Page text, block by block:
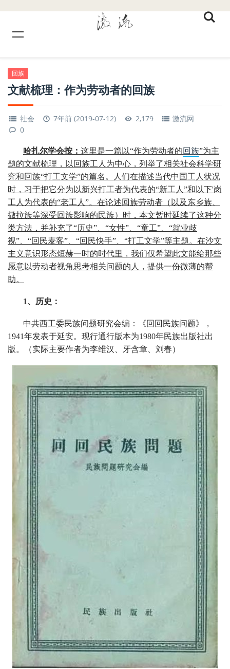
回族
文献梳理：作为劳动者的回族
社会 7年前 (2019-07-12) 2,179
激流网
0
哈扎尔学会按： 这里是一篇以“作为劳动者的回族”为主
题的文献梳理，以回族工人为中心，列举了相关社会科学研
究和回族“打工文学”的篇名。人们在描述当代中国工人状况
时，习于把它分为以新兴打工者为代表的“新工人”和以下'岗
工人为代表的“老工人”。在论述回族劳动者（以及东乡族、
撒拉族等深受回族影响的民族）时，本文暂时延续了这种分
类方法，并补充了“历史”、“女性”、“童工”、“就业歧
视”、“回民麦客”、“回民快手”、“打工文学”等主题。在沙文
主义意识形态烜赫一时的时代里，我们仅希望此文能给那些
愿意以劳动者视角思考相关问题的人，提供一份微薄的帮
助。
1、历史：
中共西工委民族问题研究会编：《回回民族问题》，
1941年发表于延安。现行通行版本为1980年民族出版社出
版。（实际主要作者为李维汉、牙含章、刘春）